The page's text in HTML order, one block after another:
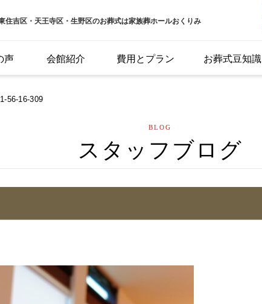
住吉区・天王寺区・生野区のお葬式は家族葬ホールおくりみ
声 会館紹介 費用とプラン お葬式豆知識
56-16-309
BLOG
スタッフブログ